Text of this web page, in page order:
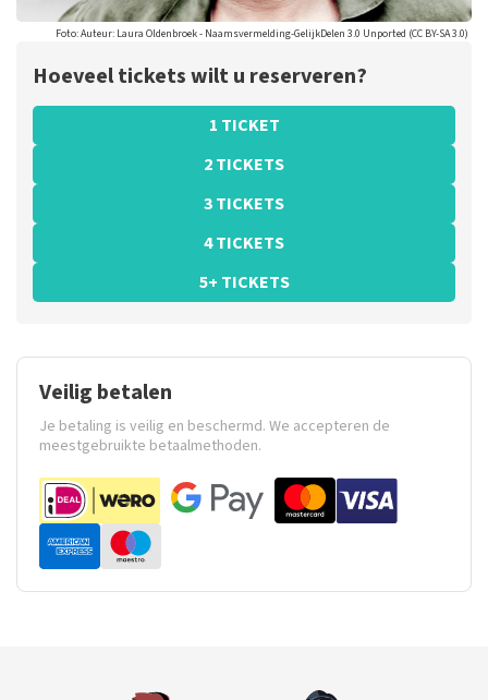
Foto: Auteur: Laura Oldenbroek - Naamsvermelding-GelijkDelen 3.0 Unported (CC BY-SA 3.0)
Hoeveel tickets wilt u reserveren?
1 TICKET
2 TICKETS
3 TICKETS
4 TICKETS
5+ TICKETS
Veilig betalen
Je betaling is veilig en beschermd. We accepteren de
meestgebruikte betaalmethoden.